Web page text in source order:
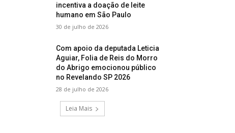
incentiva a doação de leite
humano em São Paulo
30 de julho de 2026
Com apoio da deputada Leticia
Aguiar, Folia de Reis do Morro
do Abrigo emocionou público
no Revelando SP 2026
28 de julho de 2026
Leia Mais